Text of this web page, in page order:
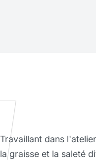
J'ai trouvé
protéger ma